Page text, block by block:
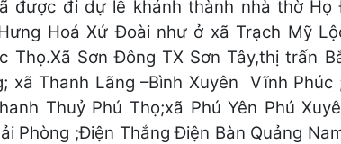
được đi dự lễ khánh thành nhà thờ
Hoá Xứ Đoài như ở xã Trạch Mỹ
Thọ.Xã Sơn Đông TX Sơn Tây,thị trấn
xã Thanh Lãng –Bình Xuyên Vĩnh
Thuỷ Phú Thọ;xã Phú Yên Phú
Phòng ;Điện Thắng Điện Bàn Quảng